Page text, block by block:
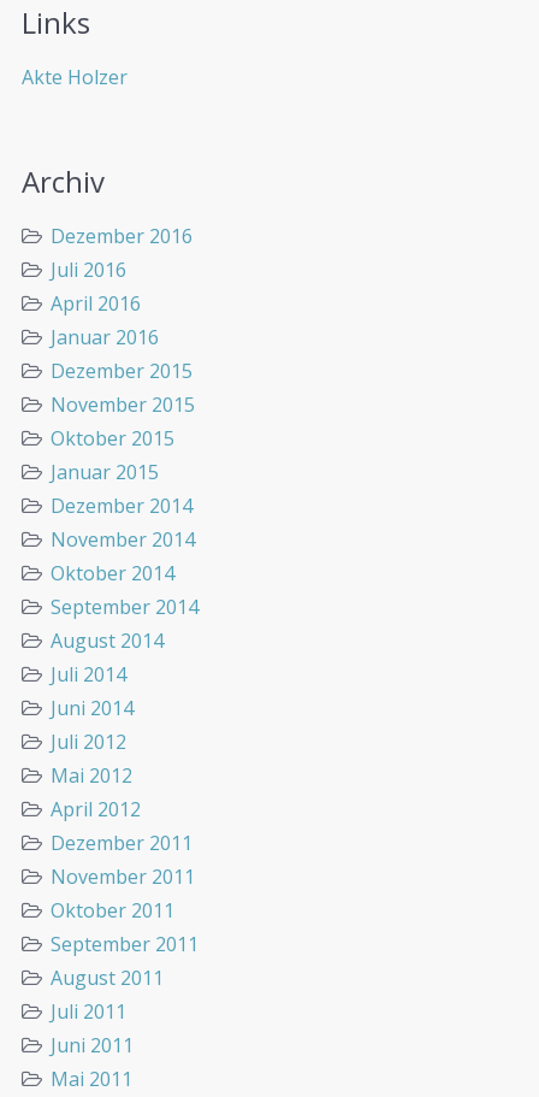
Links
Akte Holzer
Archiv
Dezember 2016
Juli 2016
April 2016
Januar 2016
Dezember 2015
November 2015
Oktober 2015
Januar 2015
Dezember 2014
November 2014
Oktober 2014
September 2014
August 2014
Juli 2014
Juni 2014
Juli 2012
Mai 2012
April 2012
Dezember 2011
November 2011
Oktober 2011
September 2011
August 2011
Juli 2011
Juni 2011
Mai 2011